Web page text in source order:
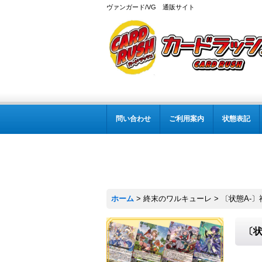
ヴァンガード/VG 通販サイト
問い合わせ ご利用案内 状態表記
ホーム > 終末のワルキューレ > 〔状態A-
〔